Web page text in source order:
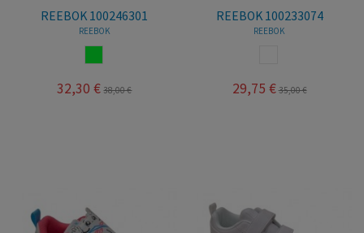
REEBOK 100246301
REEBOK
32,30 € 38,00 €
REEBOK 100233074
REEBOK
29,75 € 35,00 €